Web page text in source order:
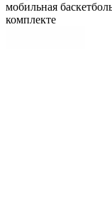
мобильная
комплекте